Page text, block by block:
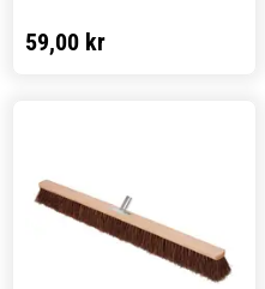
stivhed, som giver en effektiv og
godt som tapetklisterbørste.
59,00 kr